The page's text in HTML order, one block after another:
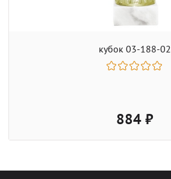
кубок 03-188-02
884 ₽